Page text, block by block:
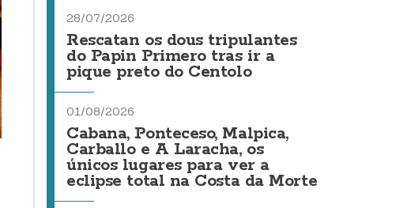
28/07/2026
Rescatan os dous tripulantes
do Papin Primero tras ir a
pique preto do Centolo
01/08/2026
Cabana, Ponteceso, Malpica,
Carballo e A Laracha, os
únicos lugares para ver a
eclipse total na Costa da Morte